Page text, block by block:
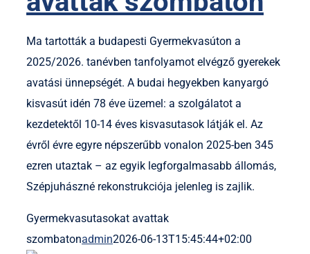
Ma tartották a budapesti Gyermekvasúton a
2025/2026. tanévben tanfolyamot elvégző gyerekek
avatási ünnepségét. A budai hegyekben kanyargó
kisvasút idén 78 éve üzemel: a szolgálatot a
kezdetektől 10-14 éves kisvasutasok látják el. Az
évről évre egyre népszerűbb vonalon 2025-ben 345
ezren utaztak – az egyik legforgalmasabb állomás,
Szépjuhászné rekonstrukciója jelenleg is zajlik.
Gyermekvasutasokat avattak
szombatonadmin2026-06-13T15:45:44+02:00